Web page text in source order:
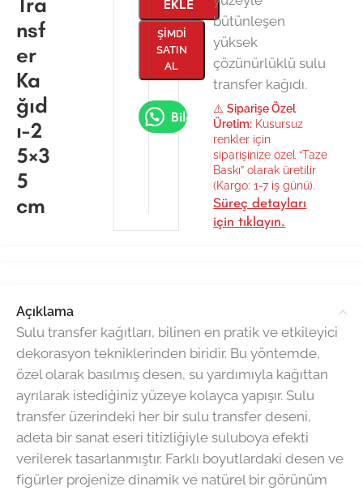
nsf
er
Ka
ğıd
ı-2
5×3
5
cm
EKLE
ŞIMDI
SATIN
AL
Bilgi Al
bütünleşen
yüksek
çözünürlüklü sulu
transfer kağıdı.
⚠️Siparişe Özel
Üretim: Kusursuz
renkler için
siparişinize özel “Taze
Baskı” olarak üretilir
(Kargo: 1-7 iş günü).
Süreç detayları
için tıklayın.
Açıklama
Sulu transfer kağıtları, bilinen en pratik ve etkileyici
dekorasyon tekniklerinden biridir. Bu yöntemde,
özel olarak basılmış desen, su yardımıyla kağıttan
ayrılarak istediğiniz yüzeye kolayca yapışır. Sulu
transfer üzerindeki her bir sulu transfer deseni,
adeta bir sanat eseri titizliğiyle suluboya efekti
verilerek tasarlanmıştır. Farklı boyutlardaki desen ve
figürler projenize dinamik ve natürel bir görünüm